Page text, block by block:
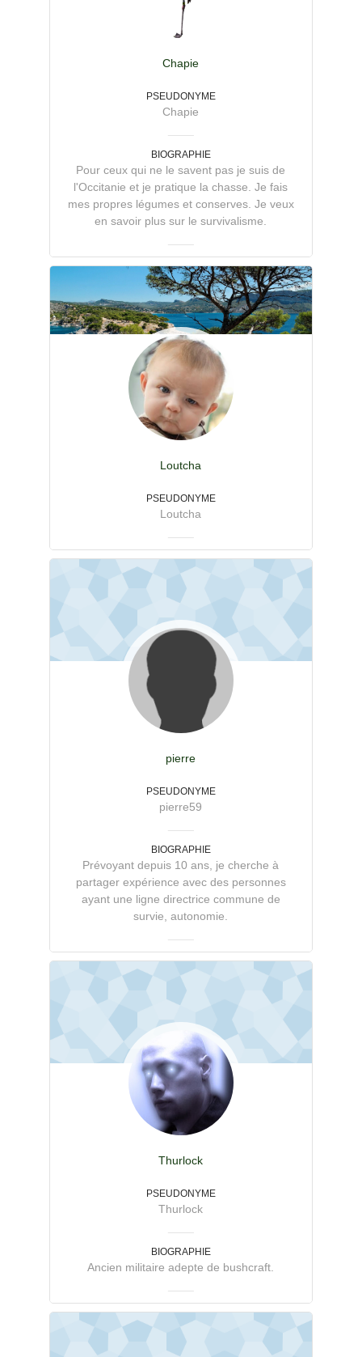
Chapie
PSEUDONYME
Chapie
BIOGRAPHIE
Pour ceux qui ne le savent pas je suis de
l'Occitanie et je pratique la chasse. Je fais
mes propres légumes et conserves. Je veux
en savoir plus sur le survivalisme.
Loutcha
PSEUDONYME
Loutcha
pierre
PSEUDONYME
pierre59
BIOGRAPHIE
Prévoyant depuis 10 ans, je cherche à
partager expérience avec des personnes
ayant une ligne directrice commune de
survie, autonomie.
Thurlock
PSEUDONYME
Thurlock
BIOGRAPHIE
Ancien militaire adepte de bushcraft.